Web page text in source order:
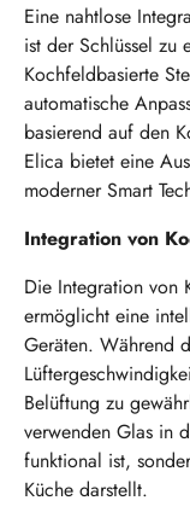
Eine nahtlose
ist der Schlüssel zu
Kochfeldbasierte
automatische
basierend auf den
Elica bietet eine
moderner Smart
Integration von
Die Integration von
ermöglicht eine
Geräten. Während
Belüftung zu
verwenden Glas in
funktional ist,
Küche darstellt.